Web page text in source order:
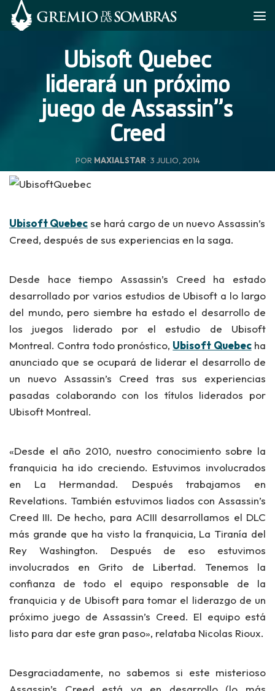
Saltar al contenido
Ubisoft Quebec
liderará un próximo
juego de Assassin’’s
Creed
POR MAXIALSTAR ·3 JULIO, 2014
Ubisoft Quebecse hará cargo de un nuevo Assassin’s
Creed, después de sus experiencias en la saga.
Desde hace tiempo Assassin’s Creed ha estado
desarrollado por varios estudios de Ubisoft a lo largo
del mundo, pero siembre ha estado el desarrollo de
los juegos
liderado por el estudio de Ubisoft
Montreal. Contra todo pronóstico, Ubisoft Quebecha
anunciado que se ocupará de liderar el desarrollo de
un nuevo Assassin’s Creed tras sus experiencias
pasadas colaborando con los títulos liderados por
Ubisoft Montreal.
«Desde el año 2010, nuestro conocimiento sobre la
franquicia ha ido creciendo. Estuvimos involucrados
en La Hermandad. Después trabajamos en
Revelations. También estuvimos liados con Assassin’s
Creed III. De hecho, para ACIII desarrollamos el DLC
más grande que ha visto la franquicia, La Tiranía del
Rey Washington. Después de eso estuvimos
involucrados en Grito de Libertad. Tenemos la
confianza de todo el equipo responsable de la
franquicia y de Ubisoft para tomar el liderazgo de un
próximo juego de Assassin’s Creed. El equipo está
listo para dar este gran paso», relataba Nicolas Rioux.
Desgraciadamente, no sabemos si este misterioso